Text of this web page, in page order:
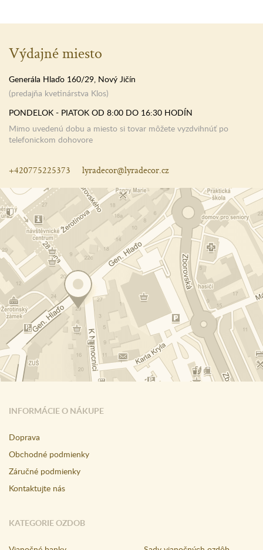
INFORMÁCIE O NÁKUPE
Doprava
Obchodné podmienky
Záručné podmienky
Kontaktujte nás
KATEGORIE OZDOB
Výdajné miesto
Generála Hlaďo 160/29, Nový Jičín
(predajňa kvetinárstva Klos)
PONDELOK - PIATOK OD 8:00 DO 16:30 HODÍN
Mimo uvedenú dobu a miesto si tovar môžete vyzdvihnúť po
telefonickom dohovore
+420775225373 lyradecor@lyradecor.cz